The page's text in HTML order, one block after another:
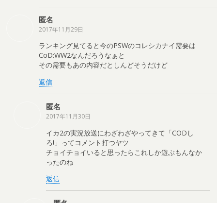
匿名
2017年11月29日
ランキング見てると今のPSWのコレシカナイ需要は
CoD:WW2なんだろうなぁと
その需要もあの内容だとしんどそうだけど
返信
匿名
2017年11月30日
イカ2の実況放送にわざわざやってきて「CODし
ろ!」ってコメント打つヤツ
チョイチョイいると思ったらこれしか遊ぶもんなか
ったのね
返信